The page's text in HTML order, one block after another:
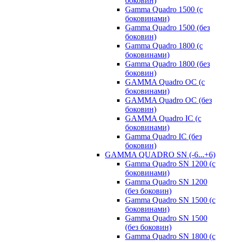
Gamma Quadro 1500 (с
боковинами)
Gamma Quadro 1500 (без
боковин)
Gamma Quadro 1800 (с
боковинами)
Gamma Quadro 1800 (без
боковин)
GAMMA Quadro OC (с
боковинами)
GAMMA Quadro OC (без
боковин)
GAMMA Quadro IC (с
боковинами)
Gamma Quadro IC (без
боковин)
GAMMA QUADRO SN (-6...+6)
Gamma Quadro SN 1200 (с
боковинами)
Gamma Quadro SN 1200
(без боковин)
Gamma Quadro SN 1500 (с
боковинами)
Gamma Quadro SN 1500
(без боковин)
Gamma Quadro SN 1800 (с